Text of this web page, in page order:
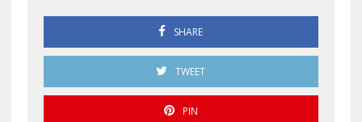
SHARE
TWEET
PIN